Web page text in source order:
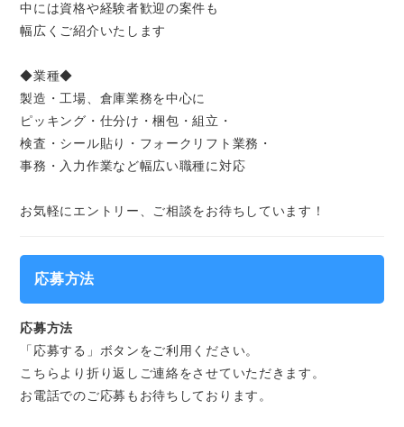
中には資格や経験者歓迎の案件も
幅広くご紹介いたします
◆業種◆
製造・工場、倉庫業務を中心に
ピッキング・仕分け・梱包・組立・
検査・シール貼り・フォークリフト業務・
事務・入力作業など幅広い職種に対応
お気軽にエントリー、ご相談をお待ちしています！
応募方法
応募方法
「応募する」ボタンをご利用ください。
こちらより折り返しご連絡をさせていただきます。
お電話でのご応募もお待ちしております。